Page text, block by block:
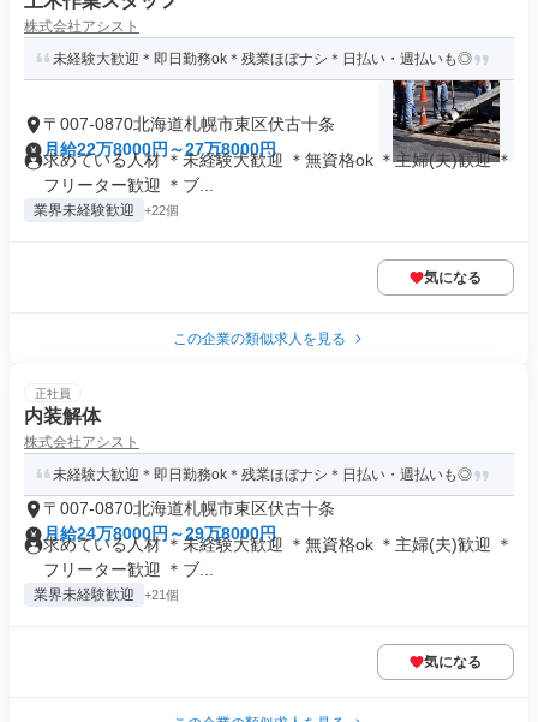
株式会社アシスト
未経験大歓迎＊即日勤務ok＊残業ほぼナシ＊日払い・週払いも◎
〒007-0870北海道札幌市東区伏古十条
月給22万8000円～27万8000円
求めている人材 ＊未経験大歓迎 ＊無資格ok ＊主婦(夫)歓迎 ＊
フリーター歓迎 ＊ブ...
業界未経験歓迎 +22個
気になる
この企業の類似求人を見る
正社員
内装解体
株式会社アシスト
未経験大歓迎＊即日勤務ok＊残業ほぼナシ＊日払い・週払いも◎
〒007-0870北海道札幌市東区伏古十条
月給24万8000円～29万8000円
求めている人材 ＊未経験大歓迎 ＊無資格ok ＊主婦(夫)歓迎 ＊
フリーター歓迎 ＊ブ...
業界未経験歓迎 +21個
気になる